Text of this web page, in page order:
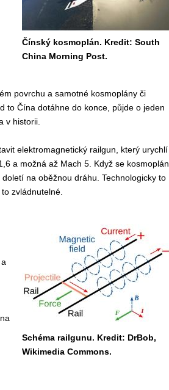
Čínský kosmoplán. Kredit: South
China Morning Post.
povrchu a samotné kosmoplány či
to Čína dotáhne do konce, půjde o jeden
v historii.
elektromagnetický railgun, který urychlí
a možná až Mach 5. Když se kosmoplán
na oběžnou dráhu. Technologicky to
zvládnutelné.
Schéma railgunu. Kredit: DrBob,
Wikimedia Commons.